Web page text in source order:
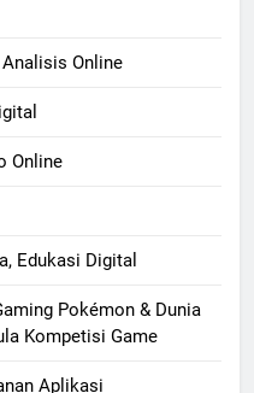
Online
Online
Edukasi Digital
Pokémon & Dunia
Kompetisi Game
Aplikasi